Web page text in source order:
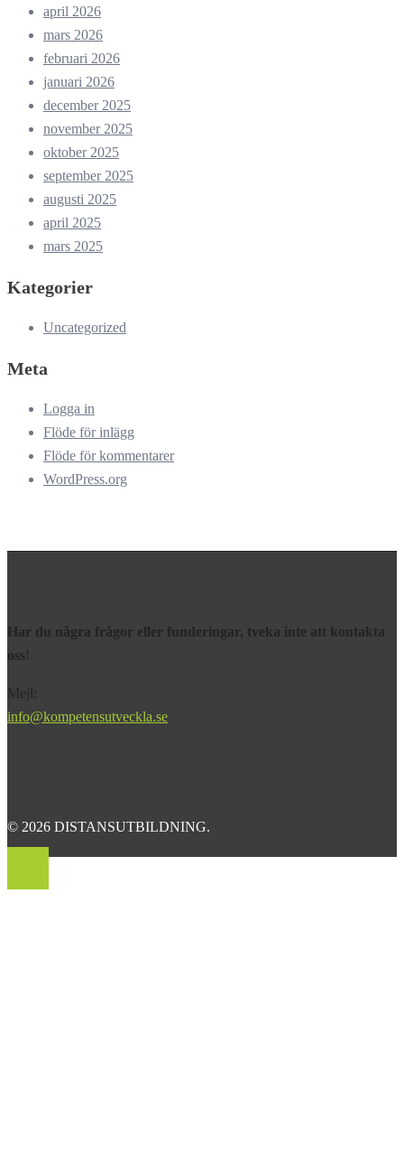
april 2026
mars 2026
februari 2026
januari 2026
december 2025
november 2025
oktober 2025
september 2025
augusti 2025
april 2025
mars 2025
Kategorier
Uncategorized
Meta
Logga in
Flöde för inlägg
Flöde för kommentarer
WordPress.org
Har du några frågor eller funderingar, tveka inte att kontakta
oss!
Mejl:
info@kompetensutveckla.se
© 2026 DISTANSUTBILDNING.